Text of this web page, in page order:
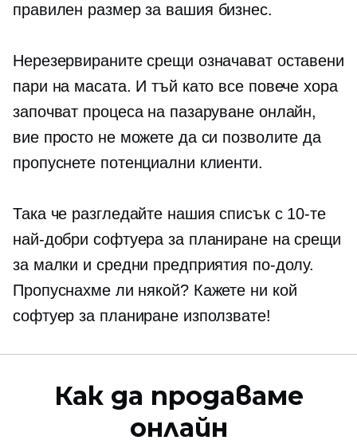
правилен размерза вашия бизнес.
Нерезервираните срещи означават оставени
пари на масата. И тъй като все повече хора
започват процеса на пазаруване онлайн,
вие просто не можете да си позволите да
пропуснете потенциални клиенти.
Така че разгледайте нашия списък с 10-те
най-добри софтуера за планиране на срещи
за малки и средни предприятия по-долу.
Пропуснахме ли някой? Кажете ни кой
софтуер за планиране използвате!
Как да продаваме
онлайн